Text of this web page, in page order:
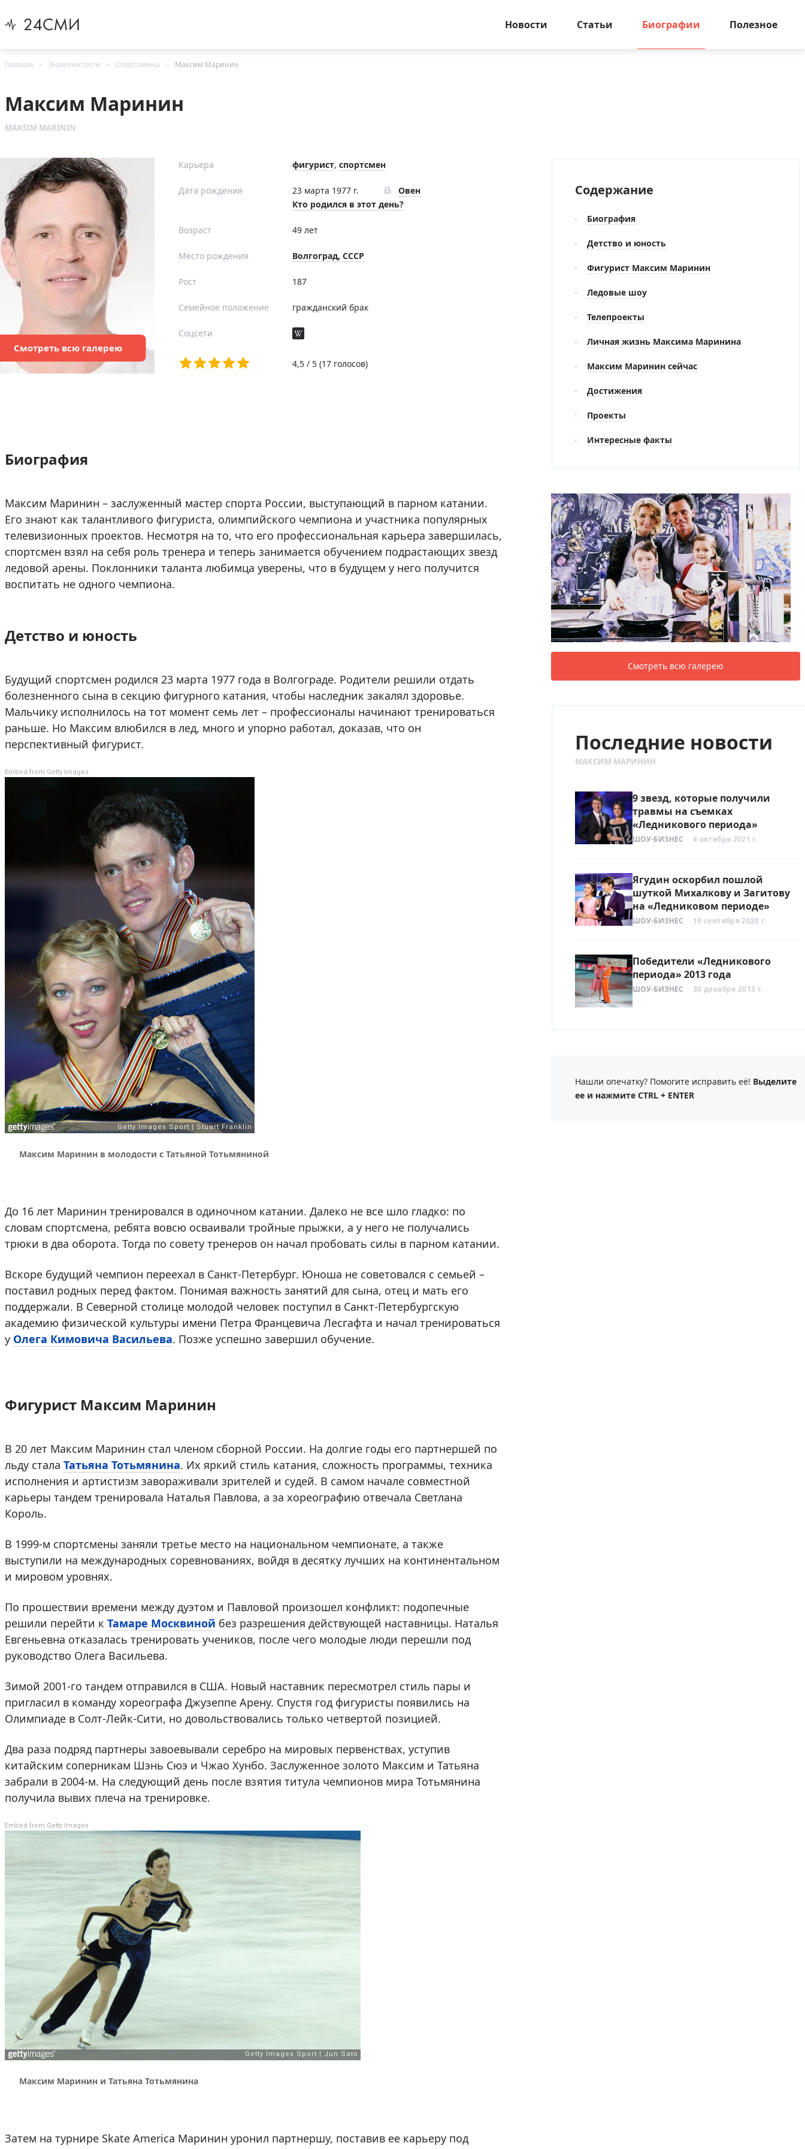
Новости Статьи Биографии Полезное
Главная Знаменитости Спортсмены Максим Маринин
Максим Маринин
MAKSIM MARININ
Смотреть всюгалерею
Карьера фигурист, спортсмен
Дата рождения 23 марта 1977 г.
Овен
Кто родился в этот день?
Возраст 49 лет
Место рождения Волгоград, СССР
Рост 187
Семейное положение гражданский брак
Соцсети
4,5 / 5 (17 голосов)
Биография
Максим Маринин – заслуженный мастер спорта России, выступающий в парном катании.
Его знают как талантливого фигуриста, олимпийского чемпиона и участника популярных
телевизионных проектов. Несмотря на то, что его профессиональная карьера завершилась,
спортсмен взял на себя роль тренера и теперь занимается обучением подрастающих звезд
ледовой арены. Поклонники таланта любимца уверены, что в будущем у него получится
воспитать не одного чемпиона.
Детство и юность
Будущий спортсмен родился 23 марта 1977 года в Волгограде. Родители решили отдать
болезненного сына в секцию фигурного катания, чтобы наследник закалял здоровье.
Мальчику исполнилось на тот момент семь лет – профессионалы начинают тренироваться
раньше. Но Максим влюбился в лед, много и упорно работал, доказав, что он
перспективный фигурист.
Embed from Getty Images
Максим Маринин в молодости с Татьяной Тотьмяниной
До 16 лет Маринин тренировался в одиночном катании. Далеко не все шло гладко: по
словам спортсмена, ребята вовсю осваивали тройные прыжки, а у него не получались
трюки в два оборота. Тогда по совету тренеров он начал пробовать силы в парном катании.
Вскоре будущий чемпион переехал в Санкт-Петербург. Юноша не советовался с семьей –
поставил родных перед фактом. Понимая важность занятий для сына, отец и мать его
поддержали. В Северной столице молодой человек поступил в Санкт-Петербургскую
академию физической культуры имени Петра Францевича Лесгафта и начал тренироваться
у Олега Кимовича Васильева. Позже успешно завершил обучение.
Фигурист Максим Маринин
В 20 лет Максим Маринин стал членом сборной России. На долгие годы его партнершей по
льду стала Татьяна Тотьмянина. Их яркий стиль катания, сложность программы, техника
исполнения и артистизм завораживали зрителей и судей. В самом начале совместной
карьеры тандем тренировала Наталья Павлова, а за хореографию отвечала Светлана
Король.
В 1999-м спортсмены заняли третье место на национальном чемпионате, а также
выступили на международных соревнованиях, войдя в десятку лучших на континентальном
и мировом уровнях.
По прошествии времени между дуэтом и Павловой произошел конфликт: подопечные
решили перейти к Тамаре Москвиной без разрешения действующей наставницы. Наталья
Евгеньевна отказалась тренировать учеников, после чего молодые люди перешли под
руководство Олега Васильева.
Зимой 2001-го тандем отправился в США. Новый наставник пересмотрел стиль пары и
пригласил в команду хореографа Джузеппе Арену. Спустя год фигуристы появились на
Олимпиаде в Солт-Лейк-Сити, но довольствовались только четвертой позицией.
Два раза подряд партнеры завоевывали серебро на мировых первенствах, уступив
китайским соперникам Шэнь Сюэ и Чжао Хунбо. Заслуженное золото Максим и Татьяна
забрали в 2004-м. На следующий день после взятия титула чемпионов мира Тотьмянина
получила вывих плеча на тренировке.
Embed from Getty Images
Максим Маринин и Татьяна Тотьмянина
Затем на турнире Skate America Маринин уронил партнершу, поставив ее карьеру под
Содержание
Биография
Детство и юность
Фигурист Максим Маринин
Ледовые шоу
Телепроекты
Личная жизнь Максима Маринина
Максим Маринин сейчас
Достижения
Проекты
Интересные факты
Смотреть всю галерею
Последние новости
МАКСИМ МАРИНИН
9 звезд, которые получили
травмы на съемках
«Ледникового периода»
ШОУ-БИЗНЕС 4 октября 2021 г.
Ягудин оскорбил пошлой
шуткой Михалкову и Загитову
на «Ледниковом периоде»
ШОУ-БИЗНЕС 19 сентября 2020 г.
Победители «Ледникового
периода» 2013 года
ШОУ-БИЗНЕС 30 декабря 2013 г.
Нашли опечатку? Помогите исправить её! Выделите
ее и нажмите CTRL + ENTER